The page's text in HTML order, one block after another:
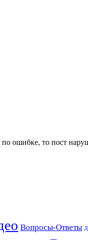
ошибке, то пост
Вопросы-Ответы